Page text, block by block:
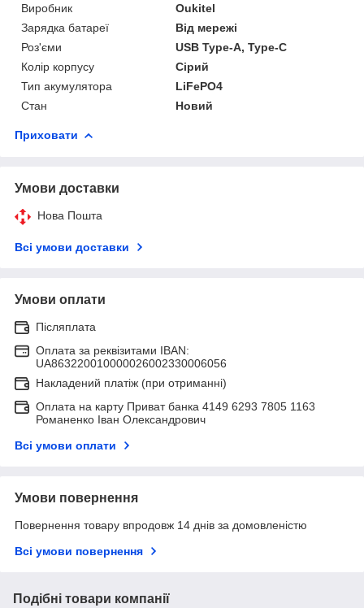
Виробник
Oukitel
Зарядка батареї
Від мережі
Роз'єми
USB Type-A, Type-C
Колір корпусу
Сірий
Тип акумулятора
LiFePO4
Стан
Новий
Приховати
Умови доставки
Нова Пошта
Всі умови доставки
Умови оплати
Післяплата
Оплата за реквізитами IBAN:
UA863220010000026002330006056
Накладений платіж (при отриманні)
Оплата на карту Приват банка 4149 6293 7805 1163
Романенко Іван Олександрович
Всі умови оплати
Умови повернення
Повернення товару впродовж 14 днів за домовленістю
Всі умови повернення
Подібні товари компанії